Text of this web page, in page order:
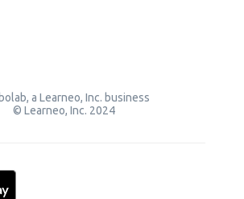
a Learneo, Inc. business
© Learneo, Inc. 2024